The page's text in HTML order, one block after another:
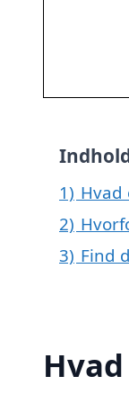
1) Hvad
2)
3) Find